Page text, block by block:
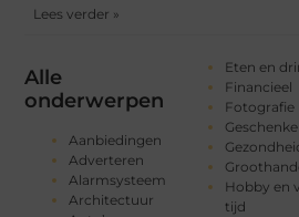
Alle
onderwerpen
Aanbiedingen
Adverteren
Alarmsysteem
Architectuur
Eten en
Financieel
Fotografie
Hobby en
tijd
Lees verder »